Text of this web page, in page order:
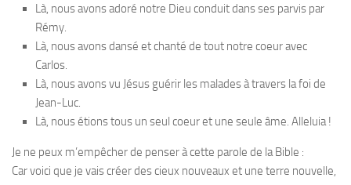
Là, nous avons adoré notre Dieu conduit dans ses parvis par
Rémy.
Là, nous avons dansé et chanté de tout notre coeur avec
Carlos.
Là, nous avons vu Jésus guérir les malades à travers la foi de
Jean-Luc.
Là, nous étions tous un seul coeur et une seule âme. Alleluia !
Je ne peux m’empêcher de penser à cette parole de la Bible :
Car voici que je vais créer des cieux nouveaux et une terre nouvelle,